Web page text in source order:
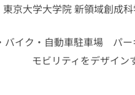
東京大学大学院 新領域創成
バイク・自動車駐車場 パ
モビリティをデザイ